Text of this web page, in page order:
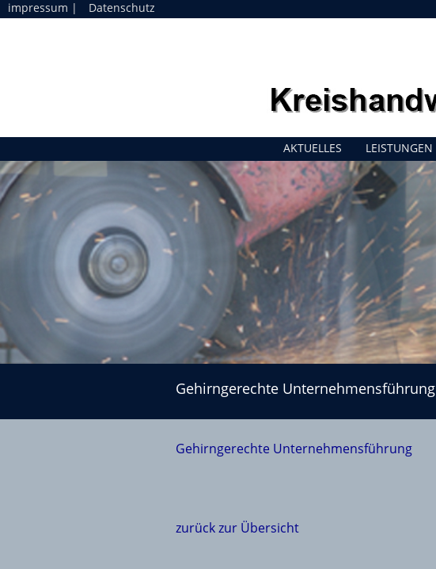
impressum | Datenschutz
AKTUELLES LEISTUNGEN
Gehirngerechte Unternehmensführung
Gehirngerechte Unternehmensführung
zurück zur Übersicht